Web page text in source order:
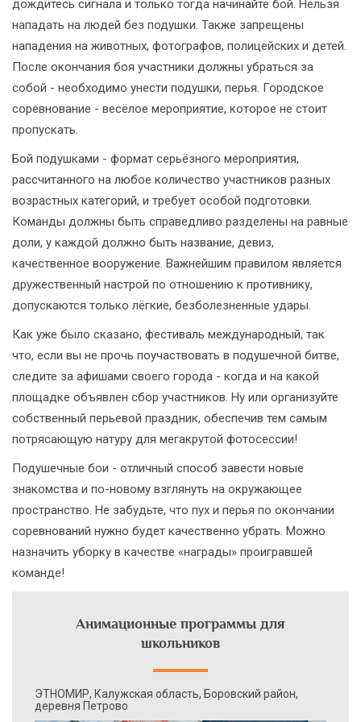
дождитесь сигнала и только тогда начинайте бой. Нельзя
нападать на людей без подушки. Также запрещены
нападения на животных, фотографов, полицейских и детей.
После окончания боя участники должны убраться за
собой - необходимо унести подушки, перья. Городское
соревнование - весёлое мероприятие, которое не стоит
пропускать.
Бой подушками - формат серьёзного мероприятия,
рассчитанного на любое количество участников разных
возрастных категорий, и требует особой подготовки.
Команды должны быть справедливо разделены на равные
доли, у каждой должно быть название, девиз,
качественное вооружение. Важнейшим правилом является
дружественный настрой по отношению к противнику,
допускаются только лёгкие, безболезненные удары.
Как уже было сказано, фестиваль международный, так
что, если вы не прочь поучаствовать в подушечной битве,
следите за афишами своего города - когда и на какой
площадке объявлен сбор участников. Ну или организуйте
собственный перьевой праздник, обеспечив тем самым
потрясающую натуру для мегакрутой фотосессии!
Подушечные бои - отличный способ завести новые
знакомства и по-новому взглянуть на окружающее
пространство. Не забудьте, что пух и перья по окончании
соревнований нужно будет качественно убрать. Можно
назначить уборку в качестве «награды» проигравшей
команде!
Анимационные программы для
школьников
ЭТНОМИР, Калужская область, Боровский район,
деревня Петрово